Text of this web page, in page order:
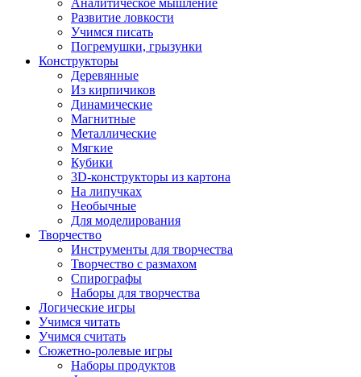
Аналитическое мышление
Развитие ловкости
Учимся писать
Погремушки, грызунки
Конструкторы
Деревянные
Из кирпичиков
Динамические
Магнитные
Металлические
Мягкие
Кубики
3D-конструкторы из картона
На липучках
Необычные
Для моделирования
Творчество
Инструменты для творчества
Творчество с размахом
Спирографы
Наборы для творчества
Логические игры
Учимся читать
Учимся считать
Сюжетно-ролевые игры
Наборы продуктов